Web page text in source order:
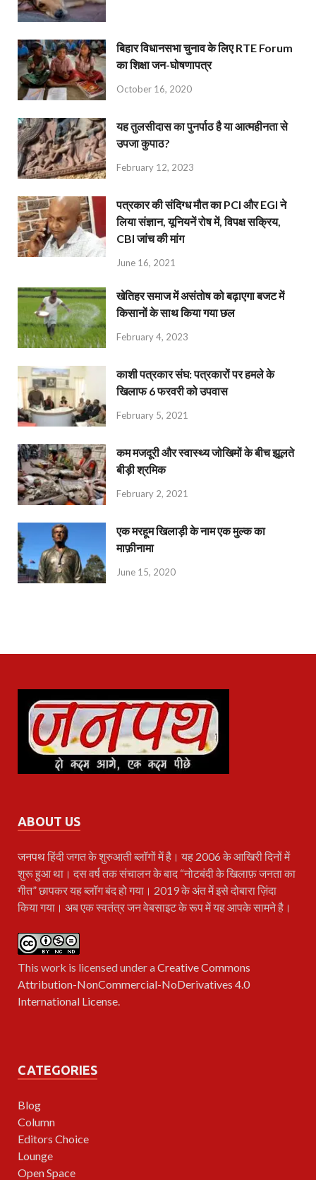
बिहार विधानसभा चुनाव के लिए RTE Forum
का शिक्षा जन-घोषणापत्र
October 16, 2020
यह तुलसीदास का पुनर्पाठ है या आत्महीनता से
उपजा कुपाठ?
February 12, 2023
पत्रकार की संदिग्ध मौत का PCI और EGI ने
लिया संज्ञान, यूनियनें रोष में, विपक्ष सक्रिय,
CBI जांच की मांग
June 16, 2021
खेतिहर समाज में असंतोष को बढ़ाएगा बजट में
किसानों के साथ किया गया छल
February 4, 2023
काशी पत्रकार संघ: पत्रकारों पर हमले के
खिलाफ 6 फरवरी को उपवास
February 5, 2021
कम मजदूरी और स्वास्थ्य जोखिमों के बीच झूलते
बीड़ी श्रमिक
February 2, 2021
एक मरहूम खिलाड़ी के नाम एक मुल्क का
माफ़ीनामा
June 15, 2020
ABOUT US
जनपथहिंदी जगत के शुरुआती ब्लॉगों में है। यह 2006 के आखिरी दिनों में
शुरू हुआ था। दस वर्ष तक संचालन के बाद “नोटबंदी के खिलाफ़ जनता का
गीत” छापकर यह ब्लॉग बंद हो गया। 2019 के अंत में इसे दोबारा ज़िंदा
किया गया। अब एक स्वतंत्र जन वेबसाइट के रूप में यह आपके सामने है।
This work is licensed under aCreative Commons
Attribution-NonCommercial-NoDerivatives 4.0
International License.
CATEGORIES
Blog
Column
Editors Choice
Lounge
Open Space